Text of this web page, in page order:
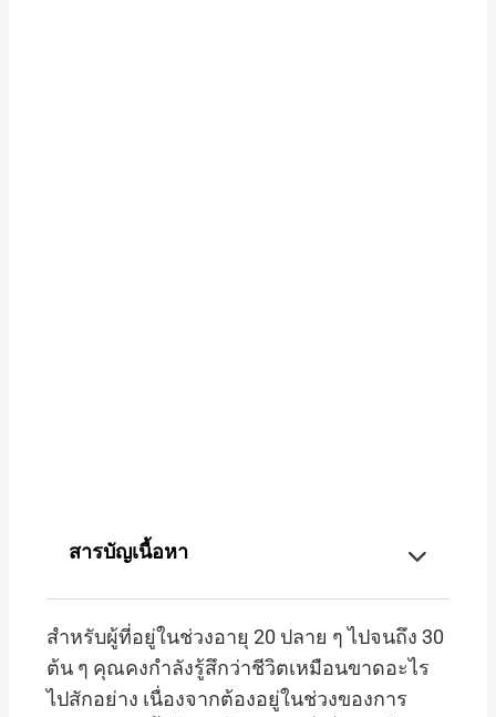
สารบัญเนื้อหา
สำหรับผู้ที่อยู่ในช่วงอายุ 20 ปลาย ๆ ไปจนถึง 30
ต้น ๆ คุณคงกำลังรู้สึกว่าชีวิตเหมือนขาดอะไร
ไปสักอย่าง เนื่องจากต้องอยู่ในช่วงของการ